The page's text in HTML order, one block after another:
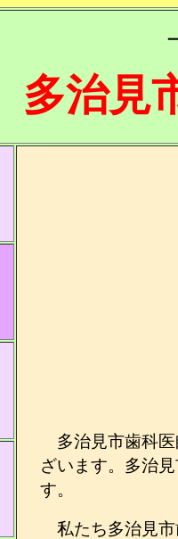
多治見
多治見市歯科医
ざいます。多治
す。
私たち多治見市